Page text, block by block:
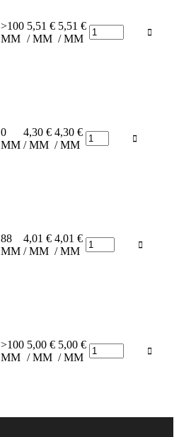
>100
MM
5,51 €
/ MM
5,51 €
/ MM

0
MM
4,30 €
/ MM
4,30 €
/ MM

88
MM
4,01 €
/ MM
4,01 €
/ MM

>100
MM
5,00 €
/ MM
5,00 €
/ MM
